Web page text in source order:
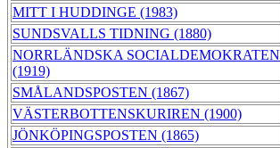
MITT I HUDDINGE (1983)
SUNDSVALLS TIDNING (1880)
NORRLÄNDSKA SOCIALDEMOKRATEN
(1919)
SMÅLANDSPOSTEN (1867)
VÄSTERBOTTENSKURIREN (1900)
JÖNKÖPINGSPOSTEN (1865)